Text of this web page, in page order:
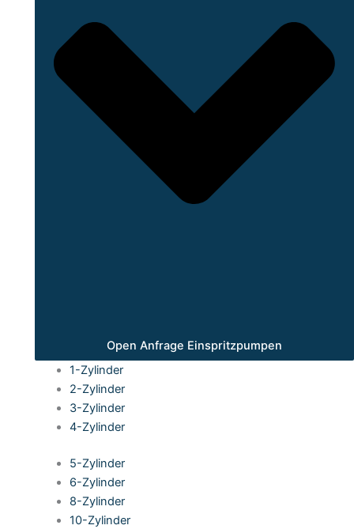
Open Anfrage Einspritzpumpen
1-Zylinder
2-Zylinder
3-Zylinder
4-Zylinder
5-Zylinder
6-Zylinder
8-Zylinder
10-Zylinder